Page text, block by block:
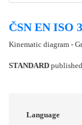
ČSN EN ISO
Kinematic diagram -
STANDARD
Language